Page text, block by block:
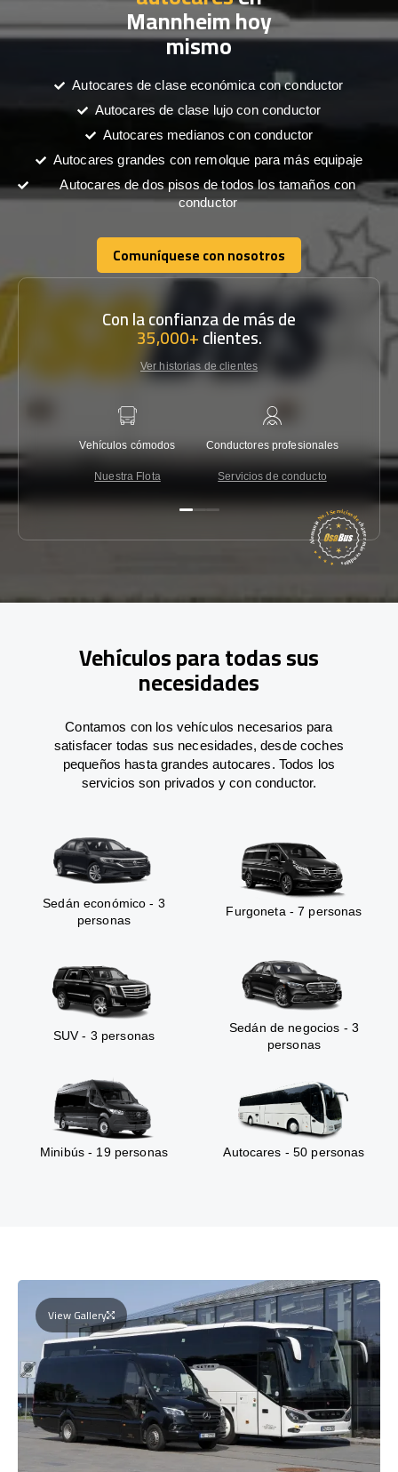
Mannheim hoy
mismo
Autocares de clase económica con conductor
Autocares de clase lujo con conductor
Autocares medianos con conductor
Autocares grandes con remolque para más equipaje
Autocares de dos pisos de todos los tamaños con
conductor
Comuníquese con nosotros
Comuníquese con nosotros
Con la confianza de más de
35,000+clientes.
Ver historias de clientes
Vehículos cómodos
Nuestra Flota
Conductores profesionales
Servicios de conducto
Vehículos para todas sus
necesidades
Contamos con los vehículos necesarios para
satisfacer todas sus necesidades, desde coches
pequeños hasta grandes autocares. Todos los
servicios son privados y con conductor.
Sedán económico - 3
personas
Furgoneta - 7 personas
SUV - 3 personas
Sedán de negocios - 3
personas
Minibús - 19 personas Autocares - 50 personas
View Gallery